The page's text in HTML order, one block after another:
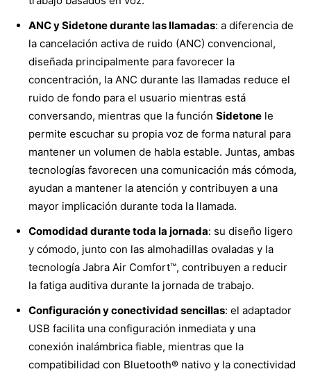
ANC y Sidetone durante las llamadas: a diferencia de
la cancelación activa de ruido (ANC) convencional,
diseñada principalmente para favorecer la
concentración, la ANC durante las llamadas reduce el
ruido de fondo para el usuario mientras está
conversando, mientras que la función Sidetone le
permite escuchar su propia voz de forma natural para
mantener un volumen de habla estable. Juntas, ambas
tecnologías favorecen una comunicación más cómoda,
ayudan a mantener la atención y contribuyen a una
mayor implicación durante toda la llamada.
Comodidad durante toda la jornada: su diseño ligero
y cómodo, junto con las almohadillas ovaladas y la
tecnología Jabra Air Comfort™, contribuyen a reducir
la fatiga auditiva durante la jornada de trabajo.
Configuración y conectividad sencillas: el adaptador
USB facilita una configuración inmediata y una
conexión inalámbrica fiable, mientras que la
compatibilidad con Bluetooth® nativo y la conectividad